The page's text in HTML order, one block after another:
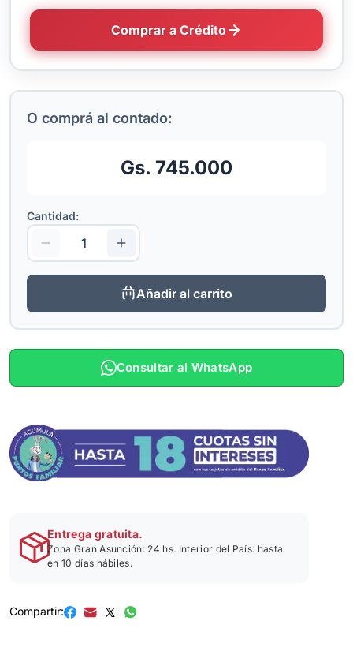
Comprar a Crédito
O comprá al contado:
Gs. 745.000
Cantidad:
Añadir al carrito
Consultar al WhatsApp
Entrega gratuita.
Zona Gran Asunción: 24 hs. Interior del País: hasta
en 10 días hábiles.
Compartir: